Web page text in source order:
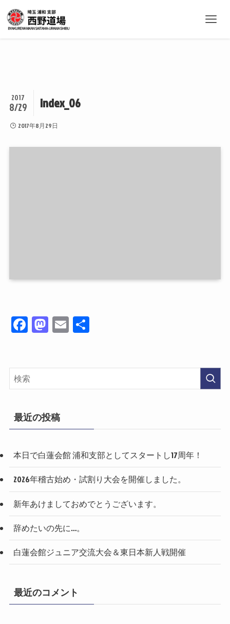
index_06
2017
8/29
2017年8月29日
Fa
ce
ok
M
as
do
n
E
m
共
最近の投稿
本日で白蓮会館 浦和支部としてスタートし17周年！
2026年稽古始め・試割り大会を開催しました。
新年あけましておめでとうございます。
辞めたいの先に…。
白蓮会館ジュニア交流大会＆東日本新人戦開催
最近のコメント